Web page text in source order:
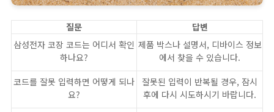
질문
답변
삼성전자 코장 코드는 어디서 확인
하나요?
제품 박스나 설명서, 디바이스 정보
에서 찾을 수 있습니다.
코드를 잘못 입력하면 어떻게 되나
요?
잘못된 입력이 반복될 경우, 잠시
후에 다시 시도하시기 바랍니다.